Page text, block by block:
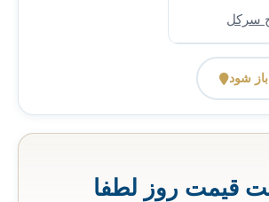
سرکل
شود
قیمت روز لطفا